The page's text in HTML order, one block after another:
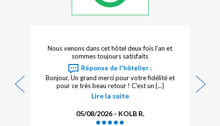
Nous venons dans cet hôtel deux fois l'an et
sommes toujours satisfaits
Réponse de l'hôtelier :
Bonjour, Un grand merci pour votre fidélité et
pour ce très beau retour ! C'est un {...}
Lire la suite
05/08/2026 - KOLB R.